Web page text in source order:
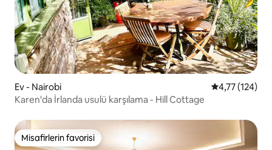
Ev - Nairobi 5 üzerinden
4,77 (124)
Karen'da İrlanda usulü karşılama - Hill Cottage
Misafirlerin favorisi
Misafirlerin favorisi